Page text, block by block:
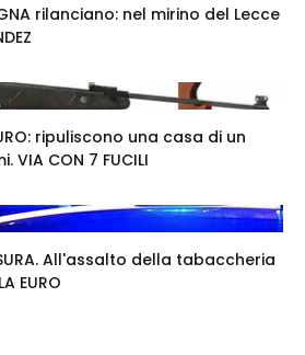
rilanciano: nel mirino del Lecce
ripuliscono una casa di un
CON 7 FUCILI
All'assalto della tabaccheria
EURO